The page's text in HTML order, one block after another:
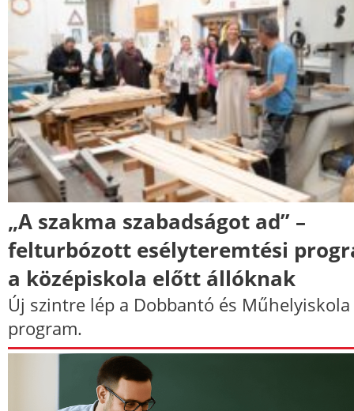
„A szakma szabadságot ad” –
felturbózott esélyteremtési
a középiskola előtt állóknak
Új szintre lép a Dobbantó és Műhelyiskola
program.